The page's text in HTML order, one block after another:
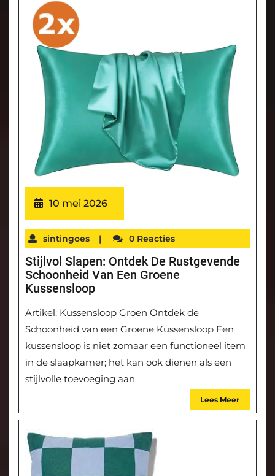
10 mei 2026
sintingoes | 0 Reacties
Stijlvol Slapen: Ontdek De Rustgevende
Schoonheid Van Een Groene
Kussensloop
Artikel: Kussensloop Groen Ontdek de
Schoonheid van een Groene Kussensloop Een
kussensloop is niet zomaar een functioneel item
in de slaapkamer; het kan ook dienen als een
stijlvolle toevoeging aan
Lees Meer